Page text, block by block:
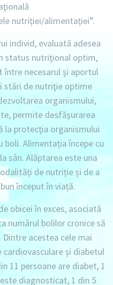
nutriției/alimentației”.
individ, evaluată adesea
status nutriţional optim,
între necesarul şi aportul
stări de nutriţie optime
organismului,
permite desfăşurarea
la protecţia organismului
boli. Alimentația începe cu
sân. Alăptarea este una
de nutriție și de a
început în viață.
obicei în exces, asociată
numărul bolilor cronice să
acestea cele mai
și diabetul
11 persoane are diabet, 1
diagnosticat, 1 din 5